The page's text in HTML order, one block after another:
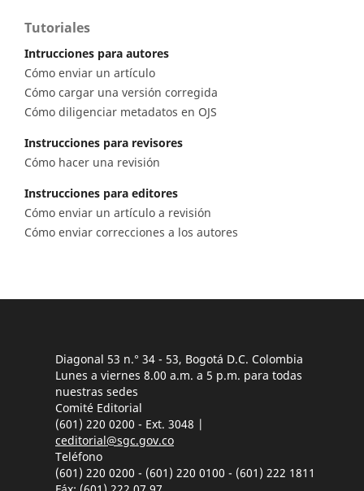
Tutoriales
Intrucciones para autores
Cómo enviar un artículo
Cómo cargar una versión corregida
Cómo diligenciar metadatos en OJS
Instrucciones para revisores
Cómo hacer una revisión
Instrucciones para editores
Cómo enviar un artículo a revisión
Cómo enviar correcciones a los autores
Diagonal 53 n.° 34 - 53, Bogotá D.C. Colombia
Lunes a viernes 8.00 a.m. a 5 p.m. para todas
nuestras sedes
Comité Editorial
(601) 220 0200 - Ext. 3048 |
ceditorial@sgc.gov.co
Teléfono
(601) 220 0200 - (601) 220 0100 - (601) 222 1811